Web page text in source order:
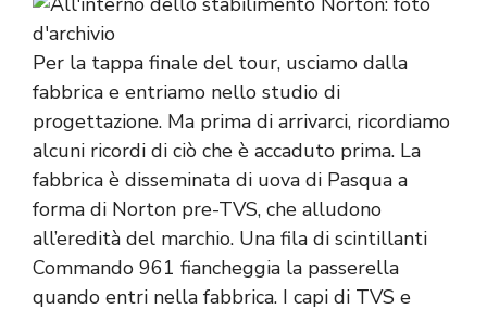
Per la tappa finale del tour, usciamo dalla
fabbrica e entriamo nello studio di
progettazione. Ma prima di arrivarci, ricordiamo
alcuni ricordi di ciò che è accaduto prima. La
fabbrica è disseminata di uova di Pasqua a
forma di Norton pre-TVS, che alludono
all’eredità del marchio. Una fila di scintillanti
Commando 961 fiancheggia la passerella
quando entri nella fabbrica. I capi di TVS e